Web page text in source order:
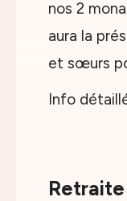
nos 2
aura la
et sœurs
Info